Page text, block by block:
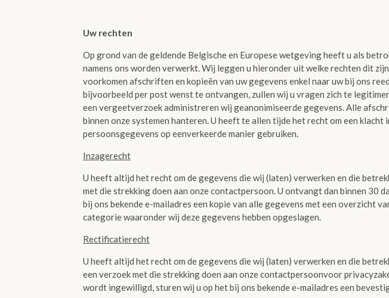
Uw rechten
Op grond van de geldende Belgische en Europese wetgeving heeft u als
namens ons worden verwerkt. Wij leggen u hieronder uit welke rechten dit
voorkomen afschriften en kopieën van uw gegevens enkel naar uw bij ons
bijvoorbeeld per post wenst te ontvangen, zullen wij u vragen zich te
een vergeetverzoek administreren wij geanonimiseerde gegevens. Alle
binnen onze systemen hanteren. U heeft te allen tijde het recht om een
persoonsgegevens op eenverkeerde manier gebruiken.
Inzagerecht
U heeft altijd het recht om de gegevens die wij (laten) verwerken en die
met die strekking doen aan onze contactpersoon. U ontvangt dan binnen 30
bij ons bekende e-mailadres een kopie van alle gegevens met een overzicht
categorie waaronder wij deze gegevens hebben opgeslagen.
Rectificatierecht
U heeft altijd het recht om de gegevens die wij (laten) verwerken en die
een verzoek met die strekking doen aan onze contactpersoonvoor
wordt ingewilligd, sturen wij u op het bij ons bekende e-mailadres een